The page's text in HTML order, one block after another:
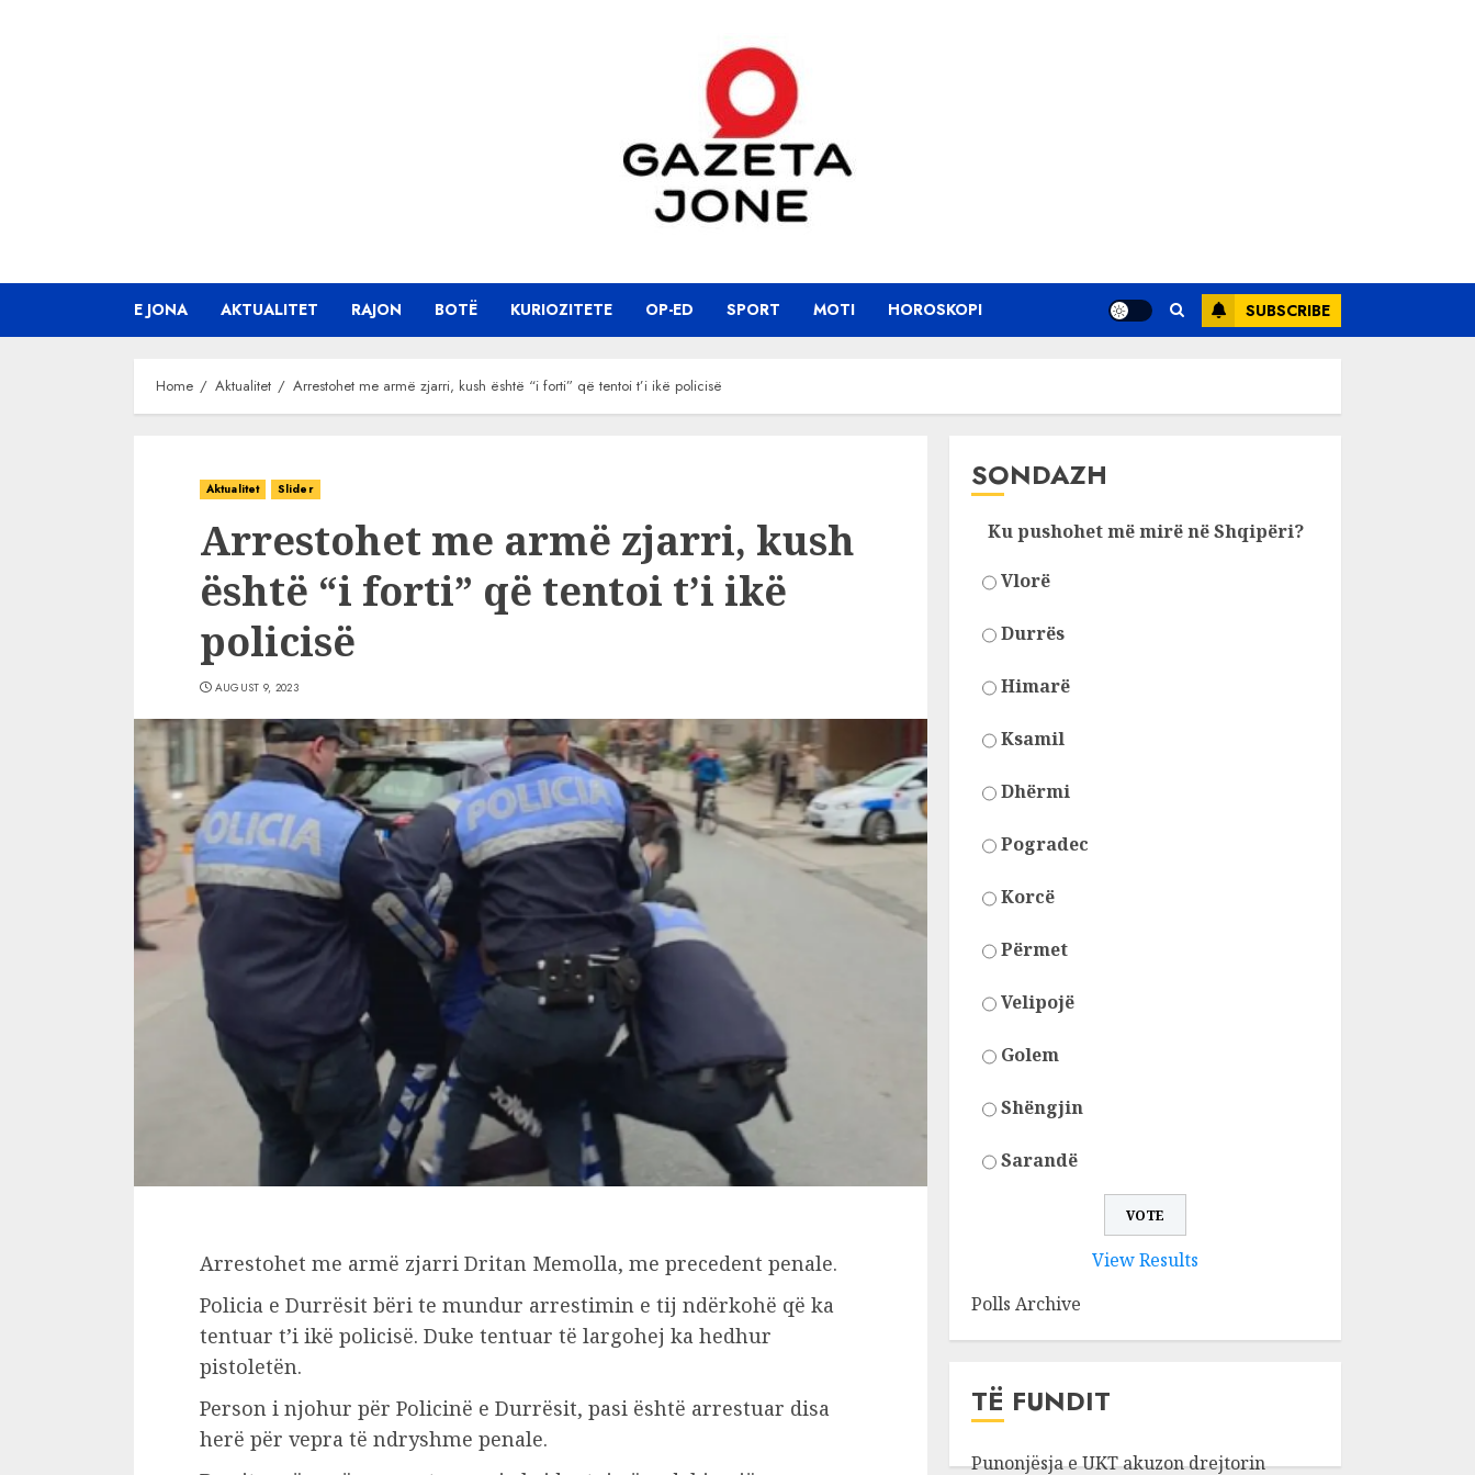
E JONA AKTUALITET RAJON BOTË KURIOZITETE OP-ED SPORT MOTI HOROSKOPI SUBSCRIBE
Home Aktualitet Arrestohet me armë zjarri, kush është “i forti” që tentoi t’i ikë policisë
Aktualitet Slider
Arrestohet me armë zjarri, kush
është “i forti” që tentoi t’i ikë
policisë
AUGUST 9, 2023
Arrestohet me armë zjarri Dritan Memolla, me precedent penale.
Policia e Durrësit bëri te mundur arrestimin e tij ndërkohë që ka
tentuar t’i ikë policisë. Duke tentuar të largohej ka hedhur
pistoletën.
Person i njohur për Policinë e Durrësit, pasi është arrestuar disa
herë për vepra të ndryshme penale.
SONDAZH
Ku pushohet më mirë në Shqipëri?
Vlorë
Durrës
Himarë
Ksamil
Dhërmi
Pogradec
Korcë
Përmet
Velipojë
Golem
Shëngjin
Sarandë
View Results
Polls Archive
TË FUNDIT
Punonjësja e UKT akuzon drejtorin